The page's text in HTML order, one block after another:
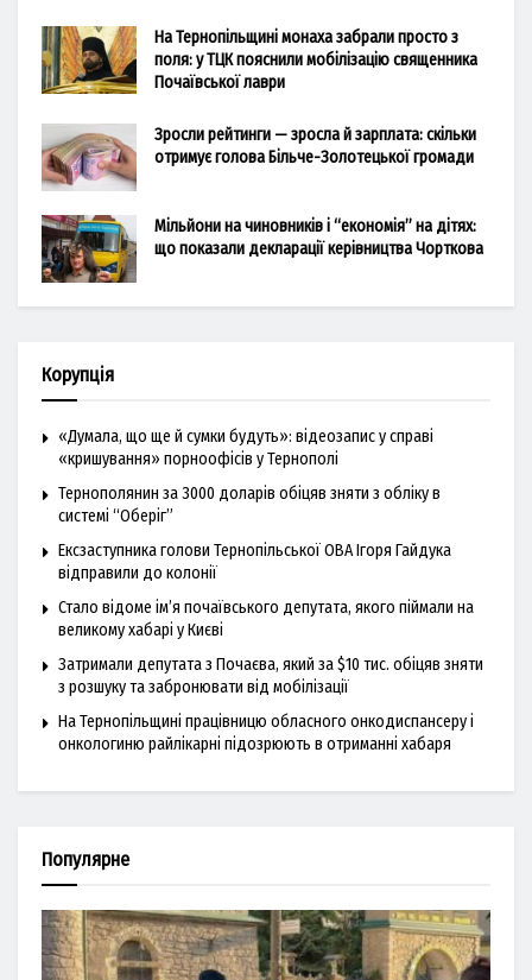
На Тернопільщині монаха забрали просто з
поля: у ТЦК пояснили мобілізацію священника
Почаївської лаври
Зросли рейтинги — зросла й зарплата: скільки
отримує голова Більче-Золотецької громади
Мільйони на чиновників і “економія” на дітях:
що показали декларації керівництва Чорткова
Корупція
«Думала, що ще й сумки будуть»: відеозапис у справі
«кришування» порноофісів у Тернополі
Тернополянин за 3000 доларів обіцяв зняти з обліку в
системі “Оберіг”
Ексзаступника голови Тернопільської ОВА Ігоря Гайдука
відправили до колонії
Стало відоме ім’я почаївського депутата, якого піймали на
великому хабарі у Києві
Затримали депутата з Почаєва, який за $10 тис. обіцяв зняти
з розшуку та забронювати від мобілізації
На Тернопільщині працівницю обласного онкодиспансеру і
онкологиню райлікарні підозрюють в отриманні хабаря
Популярне